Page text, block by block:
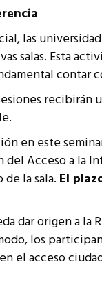
las
salas. Esta
contar
recibirán
en este
Acceso a la
la sala. El
dar origen a la
los
el acceso